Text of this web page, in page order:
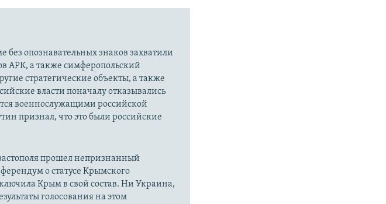
опознавательных знаков захватили
АРК, а также симферопольский
стратегические объекты, а также
власти поначалу отказывались
военнослужащими российской
признал, что это были российские
прошел непризнанный
о статусе Крымского
Крым в свой состав. Ни Украина,
голосования на этом